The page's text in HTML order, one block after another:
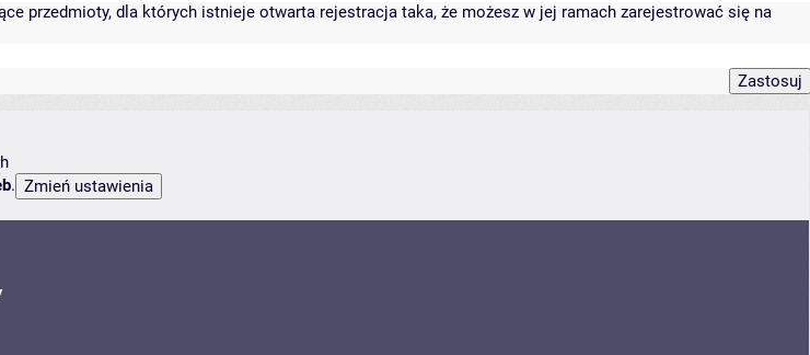
przedmioty, dla których istnieje otwarta rejestracja taka, że możesz w jej ramach zarejestrować się na
.